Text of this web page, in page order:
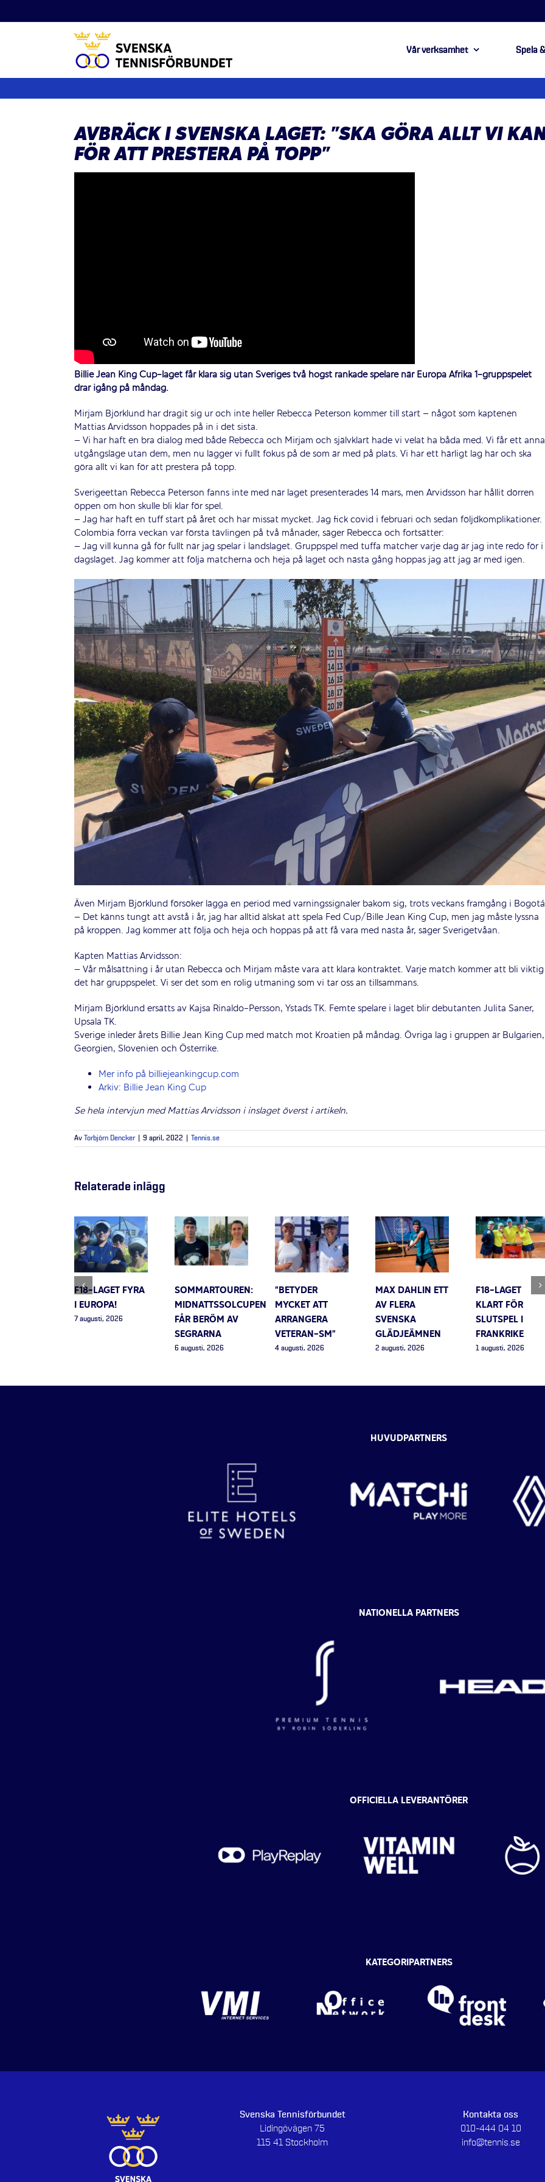
till
Vår verksamhet Spela
AVBRÄCK I SVENSKA LAGET: ”SKA GÖRA ALLT VI
FÖR ATT PRESTERA PÅ TOPP”
Billie Jean King Cup-laget får klara sig utan Sveriges två högst rankade spelare när Europa Afrika 1-gruppspelet
drar igång på måndag.
Mirjam Björklund har dragit sig ur och inte heller Rebecca Peterson kommer till start – något som kaptenen
Mattias Arvidsson hoppades på in i det sista.
– Vi har haft en bra dialog med både Rebecca och Mirjam och självklart hade vi velat ha båda med. Vi får ett
utgångsläge utan dem, men nu lägger vi fullt fokus på de som är med på plats. Vi har ett härligt lag här och ska
göra allt vi kan för att prestera på topp.
Sverigeettan Rebecca Peterson fanns inte med när laget presenterades 14 mars, men Arvidsson har hållit dörren
öppen om hon skulle bli klar för spel.
– Jag har haft en tuff start på året och har missat mycket. Jag fick covid i februari och sedan följdkomplikationer.
Colombia förra veckan var första tävlingen på två månader, säger Rebecca och fortsätter:
– Jag vill kunna gå för fullt när jag spelar i landslaget. Gruppspel med tuffa matcher varje dag är jag inte redo för i
dagsläget. Jag kommer att följa matcherna och heja på laget och nästa gång hoppas jag att jag är med igen.
Även Mirjam Björklund försöker lägga en period med varningssignaler bakom sig, trots veckans framgång i
– Det känns tungt att avstå i år, jag har alltid älskat att spela Fed Cup/Bille Jean King Cup, men jag måste lyssna
på kroppen. Jag kommer att följa och heja och hoppas på att få vara med nästa år, säger Sverigetvåan.
Kapten Mattias Arvidsson:
– Vår målsättning i år utan Rebecca och Mirjam måste vara att klara kontraktet. Varje match kommer att bli
det här gruppspelet. Vi ser det som en rolig utmaning som vi tar oss an tillsammans.
Mirjam Björklund ersätts av Kajsa Rinaldo-Persson, Ystads TK. Femte spelare i laget blir debutanten Julita Saner,
Upsala TK.
Sverige inleder årets Billie Jean King Cup med match mot Kroatien på måndag. Övriga lag i gruppen är Bulgarien,
Georgien, Slovenien och Österrike.
Mer info på billiejeankingcup.com
Arkiv: Billie Jean King Cup
Se hela intervjun med Mattias Arvidsson i inslaget överst i artikeln.
Av Torbjörn Dencker 9 april, 2022 Tennis.se
Relaterade inlägg
F18-LAGET FYRA
I EUROPA!
7 augusti, 2026
SOMMARTOUREN:
MIDNATTSSOLCUPEN
FÅR BERÖM AV
SEGRARNA
6 augusti, 2026
”BETYDER
MYCKET ATT
ARRANGERA
VETERAN-SM”
4 augusti, 2026
MAX DAHLIN ETT
AV FLERA
SVENSKA
GLÄDJEÄMNEN
2 augusti, 2026
F18-LAGET
KLART FÖR
SLUTSPEL I
FRANKRIKE
1 augusti, 2026
HUVUDPARTNERS
NATIONELLA PARTNERS
OFFICIELLA LEVERANTÖRER
KATEGORIPARTNERS
Svenska Tennisförbundet
Lidingövägen 75
115 41 Stockholm
Kontakta oss
010-444 04 10
info@tennis.se